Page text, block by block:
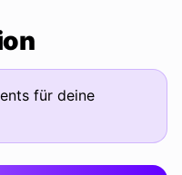
für deine